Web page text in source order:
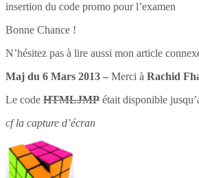
insertion du code promo pour l’examen
Bonne Chance !
N’hésitez pas à lire aussi mon article
Maj du 6 Mars 2013 – Merci à Rachid
Le code HTMLJMP était disponible
cf la capture d’écran